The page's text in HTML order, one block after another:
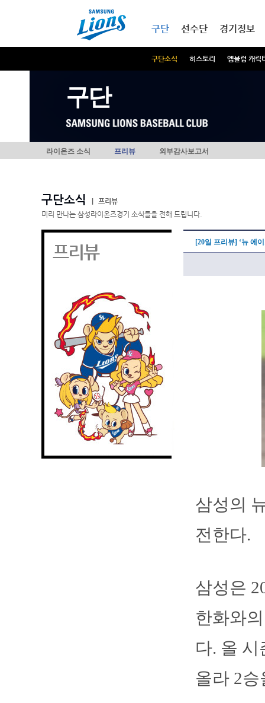
구단
구단소식 히스토리 엠블럼 캐릭
선수단 경기정보
구단
라이온즈 소식 프리뷰 외부감사보고서
구단소식
프리뷰
미리 만나는 삼성라이온즈경기 소식들을 전해 드립니다.
프리뷰 [20일 프리뷰] ‘뉴 에
삼성의
전한다.
삼성은
한화와
다. 올
올라 2승